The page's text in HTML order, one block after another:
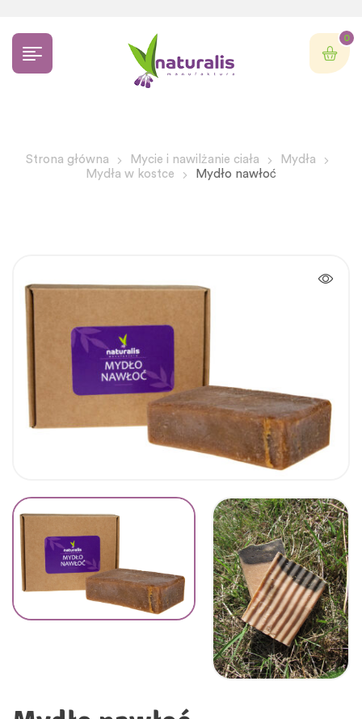
0
Strona główna Mycie i nawilżanie ciała
Mydła
Mydła w kostce
Mydło nawłoć